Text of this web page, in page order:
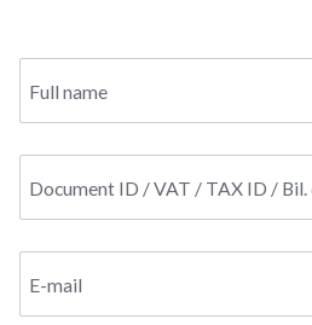
Full name
Document ID / VAT / TAX ID /
E-mail